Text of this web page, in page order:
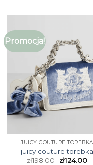
Promocja!
JUICY COUTURE TOREBKA
juicy couture torebka
zł198.00 zł124.00